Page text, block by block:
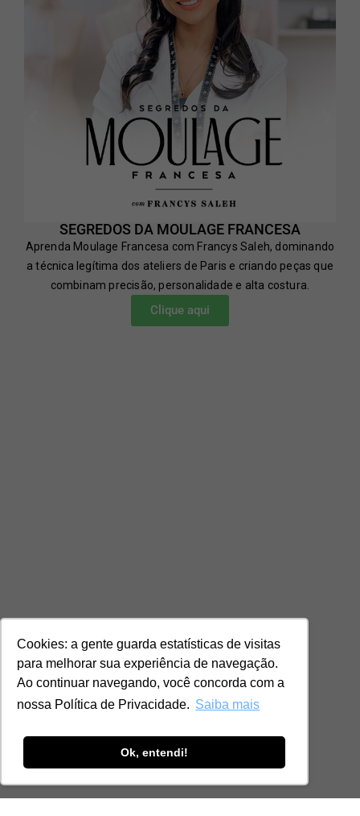
Cookies: a gente guarda estatísticas de visitas
para melhorar sua experiência de navegação.
Ao continuar navegando, você concorda com a
nossa Política de Privacidade. Saiba mais
Ok, entendi!
SEGREDOS DA MOULAGE FRANCESA
Aprenda Moulage Francesa com Francys Saleh, dominando
a técnica legítima dos ateliers de Paris e criando peças que
combinam precisão, personalidade e alta costura.
Clique aqui